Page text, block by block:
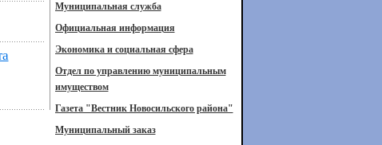
Муниципальная служба
Официальная информация
Экономика и социальная сфера
Отдел по управлению муниципальным
имуществом
Газета "Вестник Новосильского района"
Муниципальный заказ